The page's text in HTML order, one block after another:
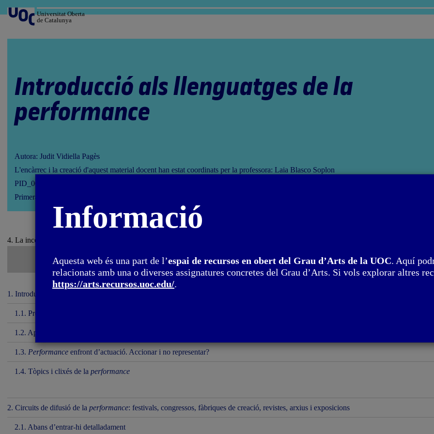
al
contingut
Universitat Oberta
de Catalunya
Introducció als llenguatges de la
performance
Autora: Judit Vidiella Pagès
L'encàrrec i la creació d'aquest material docent han estat coordinats per la professora: Laia Blasco Soplon
PID_00286853
Primera edició: febrer 2022
4. La incorporació del vídeo en l'art d'acció / 4.1. Entre el registre i el videoart
1. Introducció
1.1. Presentació
1.2. Aproximacions conceptuals al llenguatge del
1.3. Performance enfront d’actuació. Accionar i no representar?
1.4. Tòpics i clixés de la performance
2. Circuits de difusió de la performance: festivals, congressos, fàbriques de creació, revistes, arxius i exposicions
2.1. Abans d’entrar-hi detalladament
Informació
Aquesta web és una part de l’espai de recursos en obert del Grau d’Arts de la UOC. Aquí
relacionats amb una o diverses assignatures concretes del Grau d’Arts. Si vols explorar altres
https://arts.recursos.uoc.edu/.